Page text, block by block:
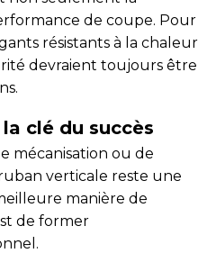
de coupe. Pour
résistants à la chaleur
devraient toujours être
clé du succès
mécanisation ou de
verticale reste une
manière de
de former